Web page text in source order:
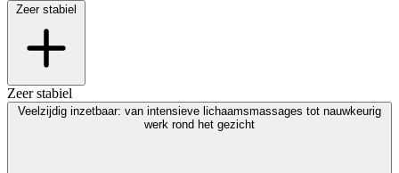
Zeer stabiel
Zeer stabiel
Veelzijdig inzetbaar: van intensieve lichaamsmassages tot nauwkeurig
werk rond het gezicht